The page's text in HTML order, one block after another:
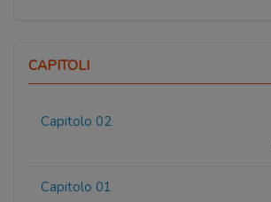
CAPITOLI
Capitolo 02
Capitolo 01